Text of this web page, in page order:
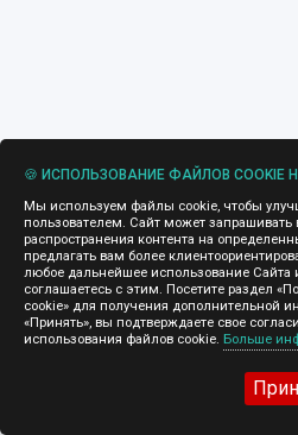
🍪 ИСПОЛЬЗОВАНИЕ ФАЙЛОВ COOKIE
Мы используем файлы cookie, чтобы
пользователем. Сайт может запрашивать
распространения контента на
предлагать вам более
любое дальнейшее использование Сайта
соглашаетесь с этим. Посетите раздел
cookie» для получения дополнительной
«Принять», вы подтверждаете свое
использования файлов cookie. Больше